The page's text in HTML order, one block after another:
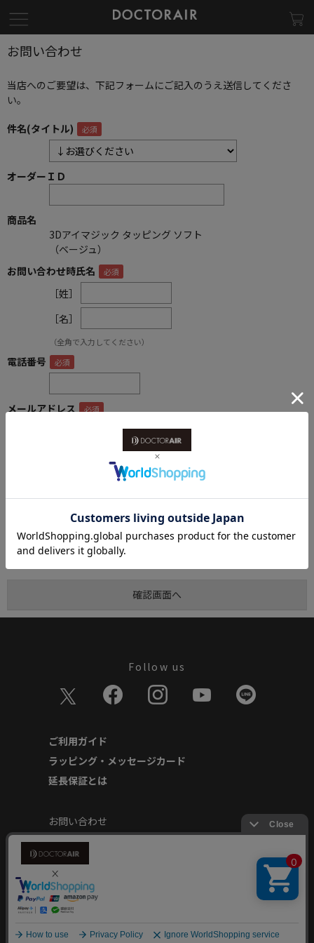
お問い合わせ
当店へのご要望は、下記フォームにご記入のうえ送信してくださ
い。
件名(タイトル)
オーダーＩＤ
商品名
3Dアイマジック タッピング ソフト
（ベージュ）
お問い合わせ時氏名
［姓］
［名］
（全角で入力してください）
電話番号
メールアドレス
Follow us
ご利用ガイド
ラッピング・メッセージカード
延長保証とは
お問い合わせ
個人情報の取り扱いについて
特定商取引に基づく表記
商品延長保証規約
安心してご使用いただくために
Copyright © Dream Factory Inc. All rights reserved.